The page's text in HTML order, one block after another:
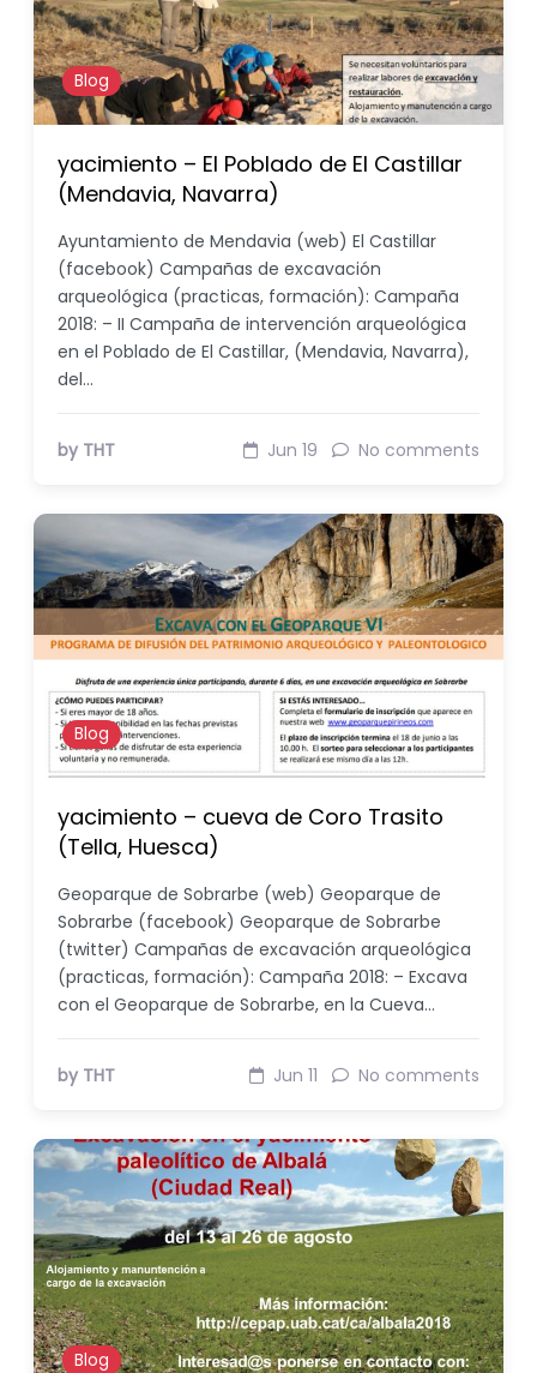
Blog
yacimiento – El Poblado de El Castillar
(Mendavia, Navarra)
Ayuntamiento de Mendavia (web) El Castillar
(facebook) Campañas de excavación
arqueológica (practicas, formación): Campaña
2018: – II Campaña de intervención arqueológica
en el Poblado de El Castillar, (Mendavia, Navarra),
del…
by THT Jun 19 No comments
Blog
yacimiento – cueva de Coro Trasito
(Tella, Huesca)
Geoparque de Sobrarbe (web) Geoparque de
Sobrarbe (facebook) Geoparque de Sobrarbe
(twitter) Campañas de excavación arqueológica
(practicas, formación): Campaña 2018: – Excava
con el Geoparque de Sobrarbe, en la Cueva…
by THT Jun 11 No comments
Blog